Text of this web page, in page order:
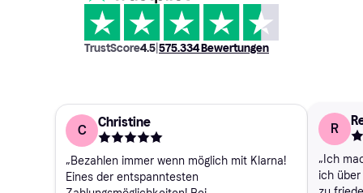
TrustScore4.5 575.334Bewertungen
C
Christine
„Bezahlen immer wenn möglich mit Klarna!
Eines der entspanntesten
R
„Ich
ich